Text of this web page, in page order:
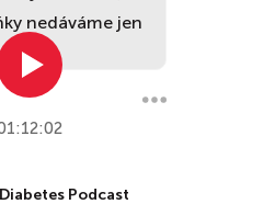
Diabetes Podcast